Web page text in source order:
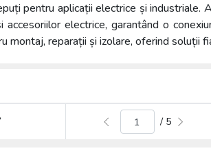
pentru aplicații electrice și industriale.
electrice, garantând o
montaj, reparații și izolare, oferind soluții
/ 5